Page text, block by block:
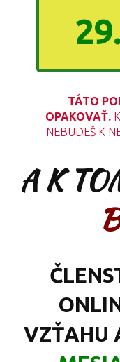
TÁTO
OPAKOVAŤ.
NEBUDEŠ K
A K
VZŤAHU